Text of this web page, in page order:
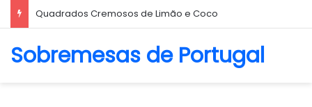
Quadrados Cremosos de Limão e Coco
Sobremesas de Portugal